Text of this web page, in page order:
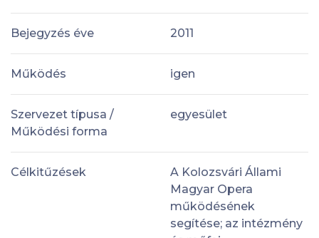
Bejegyzés éve 2011
Működés igen
Szervezet típusa /
Működési forma
egyesület
Célkitűzések
A Kolozsvári Állami
Magyar Opera
működésének
segítése; az intézmény